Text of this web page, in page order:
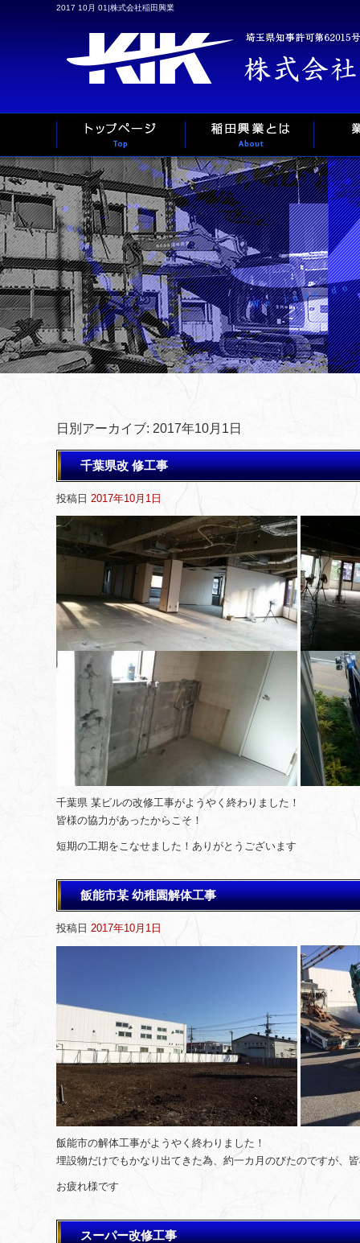
2017 10月 01|株式会社稲田興業
日別アーカイブ: 2017年10月1日
千葉県改 修工事
投稿日 2017年10月1日
千葉県 某ビルの改修工事がようやく終わりました！
皆様の協力があったからこそ！
短期の工期をこなせました！ありがとうございます
飯能市某 幼稚園解体工事
投稿日 2017年10月1日
飯能市の解体工事がようやく終わりました！
埋設物だけでもかなり出てきた為、約一カ月のびたのですが、
お疲れ様です
スーパー改修工事